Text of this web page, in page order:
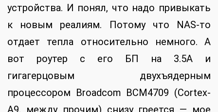
устройства. И понял, что надо привыкать
к новым реалиям. Потому что NAS-то
отдает тепла относительно немного. А
вот роутер с его БП на 3.5А и
гигагерцовым двухъядерным
процессором Broadcom BCM4709 (Cortex-
A9, между прочим) снизу греется — мое